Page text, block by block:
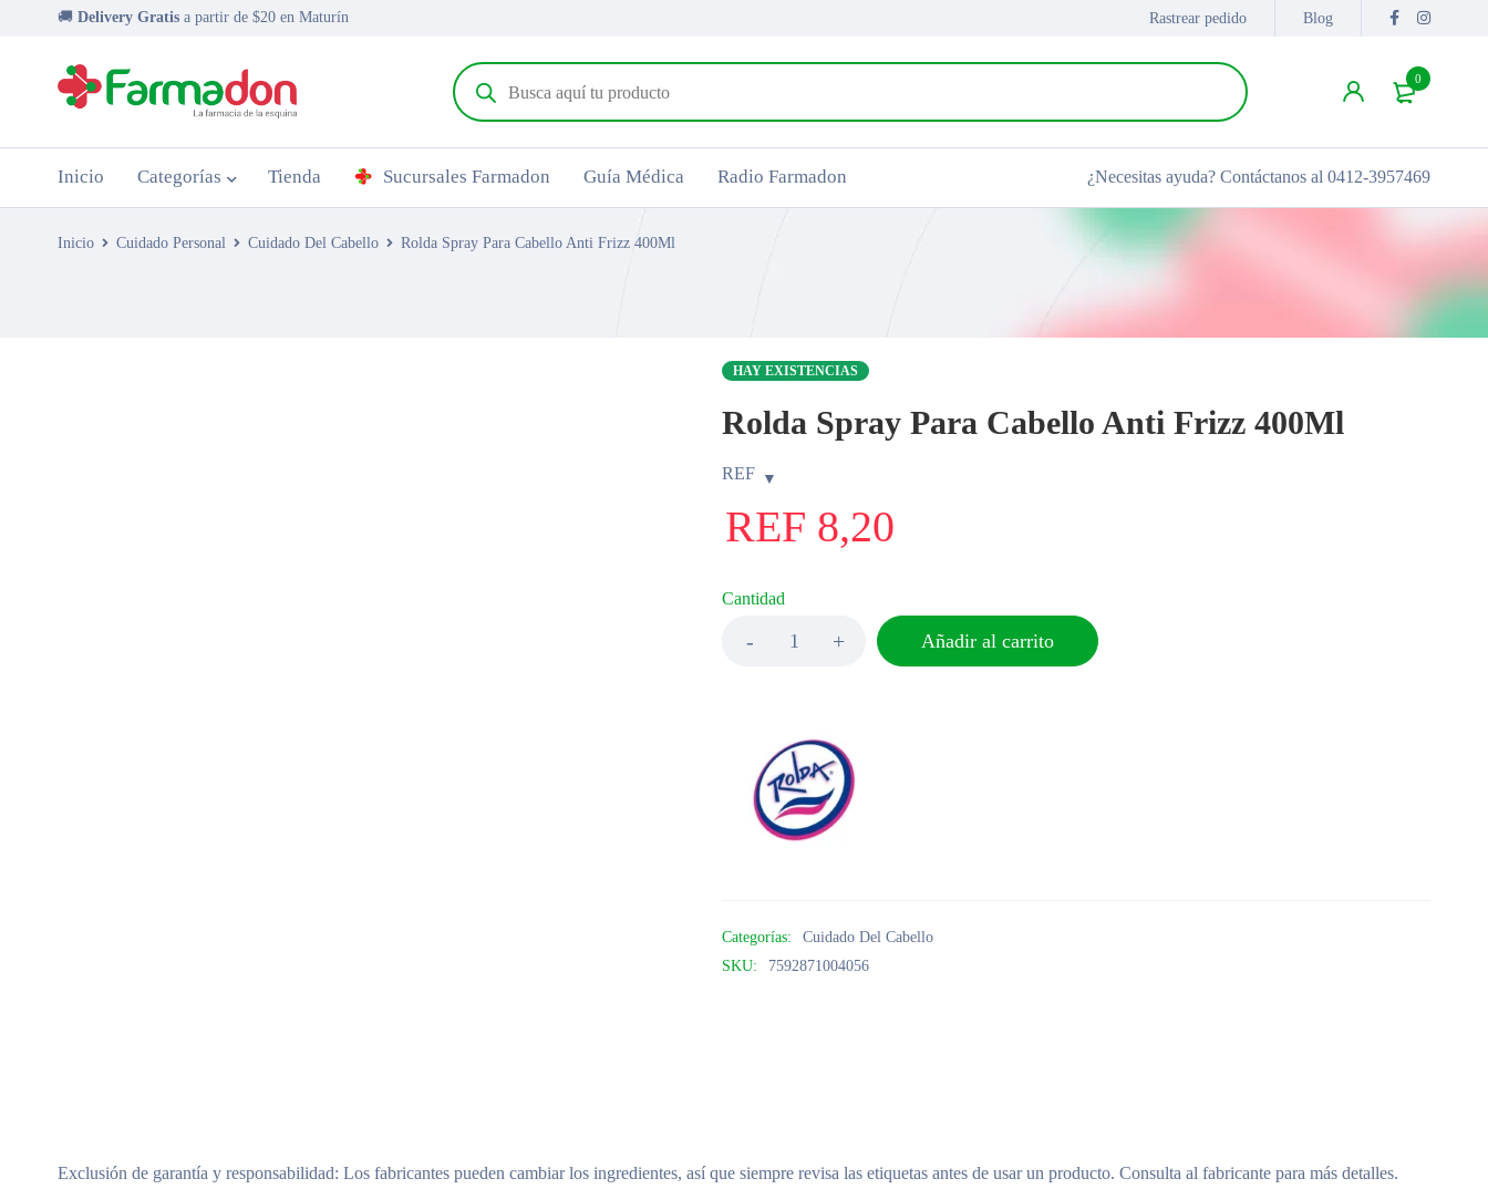
🚚 Delivery Gratis a partir de $20 en Maturín Rastrear pedido Blog
0
Inicio Categorías Tienda Sucursales Farmadon Guía Médica Radio Farmadon ¿Necesitas ayuda? Contáctanos al 0412-3957469
Inicio Cuidado Personal Cuidado Del Cabello Rolda Spray Para Cabello Anti Frizz 400Ml
HAY EXISTENCIAS
Rolda Spray Para Cabello Anti Frizz 400Ml
REF
REF 8,20
Cantidad
Añadir al carrito
Categorías:
Cuidado Del Cabello
SKU:
7592871004056
Exclusión de garantía y responsabilidad: Los fabricantes pueden cambiar los ingredientes, así que siempre revisa las etiquetas antes de usar un producto. Consulta al fabricante para más detalles.